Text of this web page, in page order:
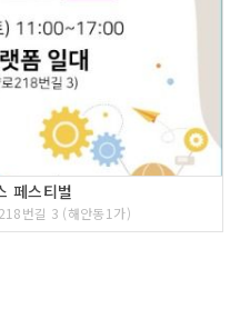
페스티벌
번길 3 (해안동1가)